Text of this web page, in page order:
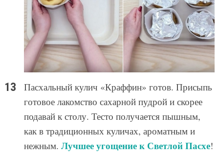
Пасхальный кулич «Краффин» готов. Присыпь
готовое лакомство сахарной пудрой и скорее
подавай к столу. Тесто получается пышным,
как в традиционных куличах, ароматным и
нежным. Лучшее угощение к Светлой Пасхе!